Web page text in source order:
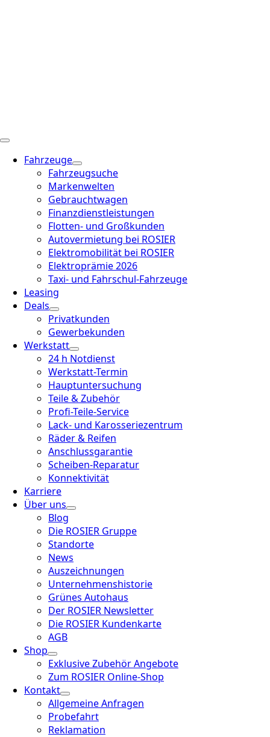
Fahrzeuge
Fahrzeugsuche
Markenwelten
Gebrauchtwagen
Finanzdienstleistungen
Flotten- und Großkunden
Autovermietung bei ROSIER
Elektromobilität bei ROSIER
Elektroprämie 2026
Taxi- und Fahrschul-Fahrzeuge
Leasing
Deals
Privatkunden
Gewerbekunden
Werkstatt
24 h Notdienst
Werkstatt-Termin
Hauptuntersuchung
Teile & Zubehör
Profi-Teile-Service
Lack- und Karosseriezentrum
Räder & Reifen
Anschlussgarantie
Scheiben-Reparatur
Konnektivität
Karriere
Über uns
Blog
Die ROSIER Gruppe
Standorte
News
Auszeichnungen
Unternehmenshistorie
Grünes Autohaus
Der ROSIER Newsletter
Die ROSIER Kundenkarte
AGB
Shop
Exklusive Zubehör Angebote
Zum ROSIER Online-Shop
Kontakt
Allgemeine Anfragen
Probefahrt
Reklamation